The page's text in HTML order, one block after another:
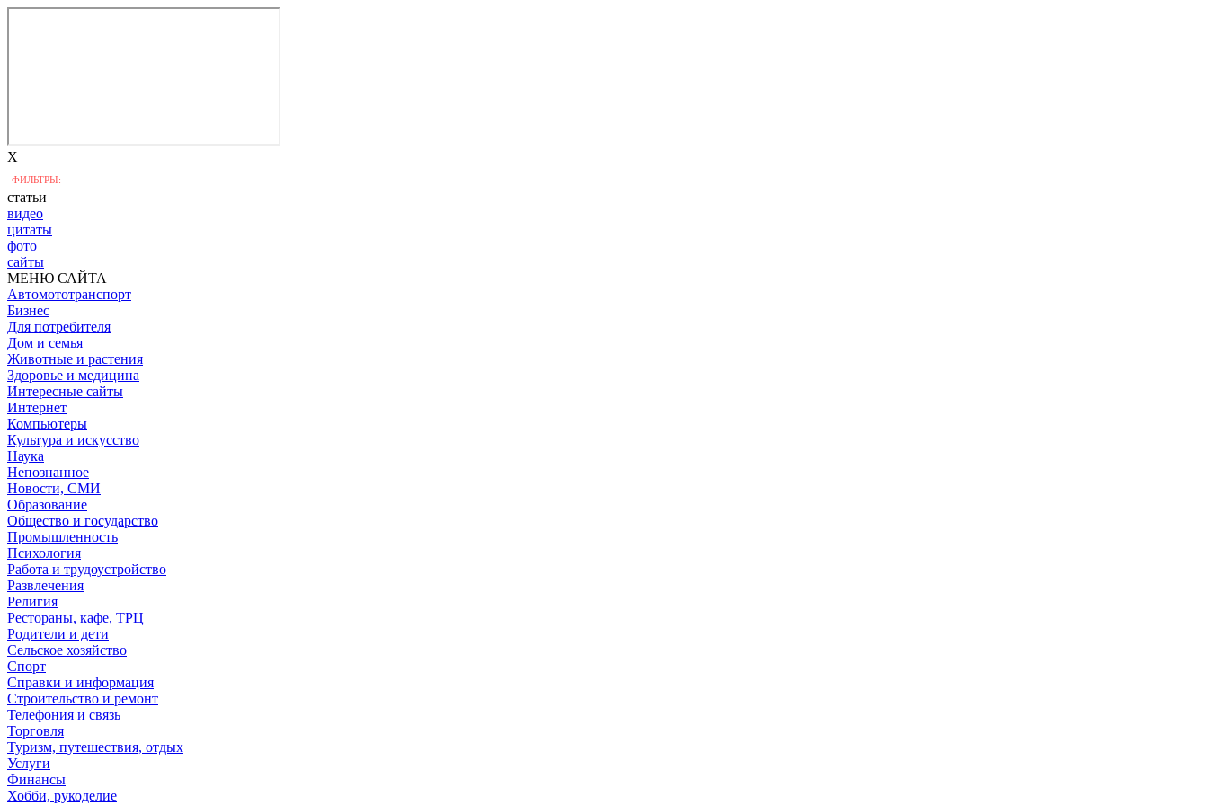
X
ФИЛЬТРЫ:
статьи
видео
цитаты
фото
сайты
МЕНЮ САЙТА
Автомототранспорт
Бизнес
Для потребителя
Дом и семья
Животные и растения
Здоровье и медицина
Интересные сайты
Интернет
Компьютеры
Культура и искусство
Наука
Непознанное
Новости, СМИ
Образование
Общество и государство
Промышленность
Психология
Работа и трудоустройство
Развлечения
Религия
Рестораны, кафе, ТРЦ
Родители и дети
Сельское хозяйство
Спорт
Справки и информация
Строительство и ремонт
Телефония и связь
Торговля
Туризм, путешествия, отдых
Услуги
Финансы
Хобби, рукоделие